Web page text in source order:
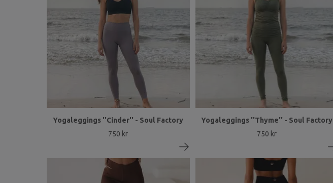
Yogaleggings ''Cinder'' - Soul Factory
750 kr
Yogaleggings ''Thyme'' - Soul Factory
750 kr